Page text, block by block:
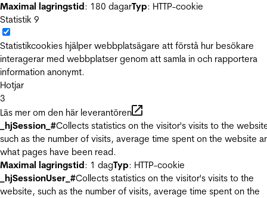
Maximal lagringstid: 180 dagarTyp: HTTP-cookie
Statistik 9
Statistikcookies hjälper webbplatsägare att förstå hur besökare
interagerar med webbplatser genom att samla in och rapportera
information anonymt.
Hotjar
3
Läs mer om den här leverantören
_hjSession_#Collects statistics on the visitor's visits to the
such as the number of visits, average time spent on the website
what pages have been read.
Maximal lagringstid: 1 dagTyp: HTTP-cookie
_hjSessionUser_#Collects statistics on the visitor's visits to the
website, such as the number of visits, average time spent on the